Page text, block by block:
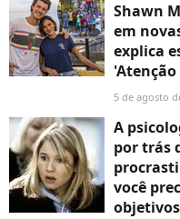
Shawn
em
explica
5 de agosto
A
por trás
você
objetivos